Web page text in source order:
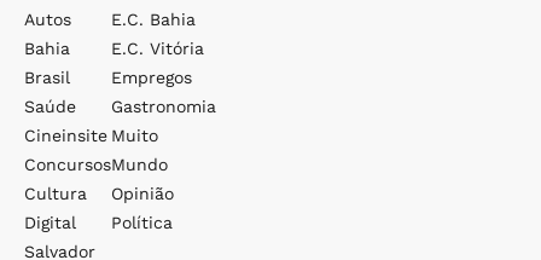
Autos
Bahia
Brasil
Saúde
Cineinsite
Concursos
Cultura
Digital
Salvador
E.c. Bahia
E.c. Vitória
Empregos
Gastronomia
Muito
Mundo
Opinião
Política